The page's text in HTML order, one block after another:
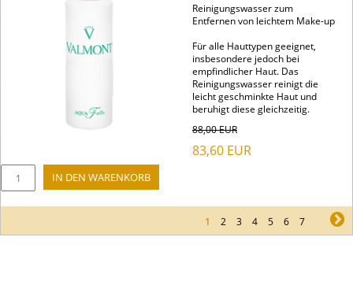
Reinigungswasser zum
Entfernen von leichtem Make-up
Für alle Hauttypen geeignet,
insbesondere jedoch bei
empfindlicher Haut. Das
Reinigungswasser reinigt die
leicht geschminkte Haut und
beruhigt diese gleichzeitig.
88,00EUR
83,60 EUR
1 2 3 4 5 6 7